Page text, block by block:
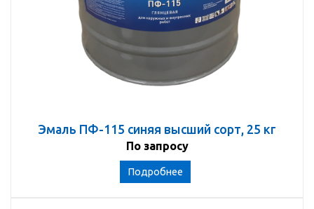
Эмаль ПФ-115 синяя высший сорт, 25 кг
По запросу
Подробнее